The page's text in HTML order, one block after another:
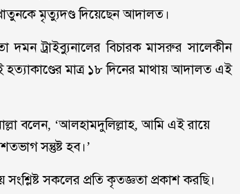
মৃত্যুদণ্ড দিয়েছেন আদালত।
ট্রাইব্যুনালের বিচারক মাসরুর সালেকীন
মাত্র ১৮ দিনের মাথায় আদালত এই
বলেন, ‘আলহামদুলিল্লাহ, আমি এই রায়ে
সন্তুষ্ট হব।’
সকলের প্রতি কৃতজ্ঞতা প্রকাশ করছি।